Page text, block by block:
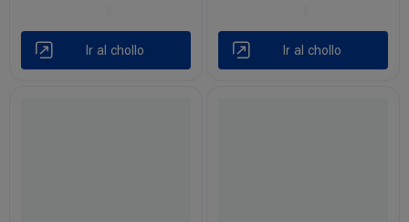
Ir al chollo Ir al chollo